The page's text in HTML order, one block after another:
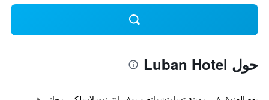
حول Luban Hotel